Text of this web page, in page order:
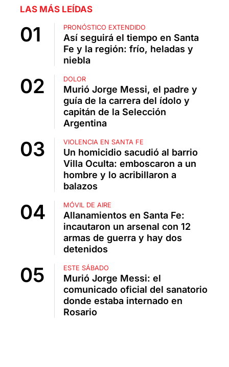
LAS MÁS LEÍDAS
PRONÓSTICO EXTENDIDO
Así seguirá el tiempo en Santa
Fe y la región: frío, heladas y
niebla
DOLOR
Murió Jorge Messi, el padre y
guía de la carrera del ídolo y
capitán de la Selección
Argentina
VIOLENCIA EN SANTA FE
Un homicidio sacudió al barrio
Villa Oculta: emboscaron a un
hombre y lo acribillaron a
balazos
MÓVIL DE AIRE
Allanamientos en Santa Fe:
incautaron un arsenal con 12
armas de guerra y hay dos
detenidos
ESTE SÁBADO
Murió Jorge Messi: el
comunicado oficial del sanatorio
donde estaba internado en
Rosario